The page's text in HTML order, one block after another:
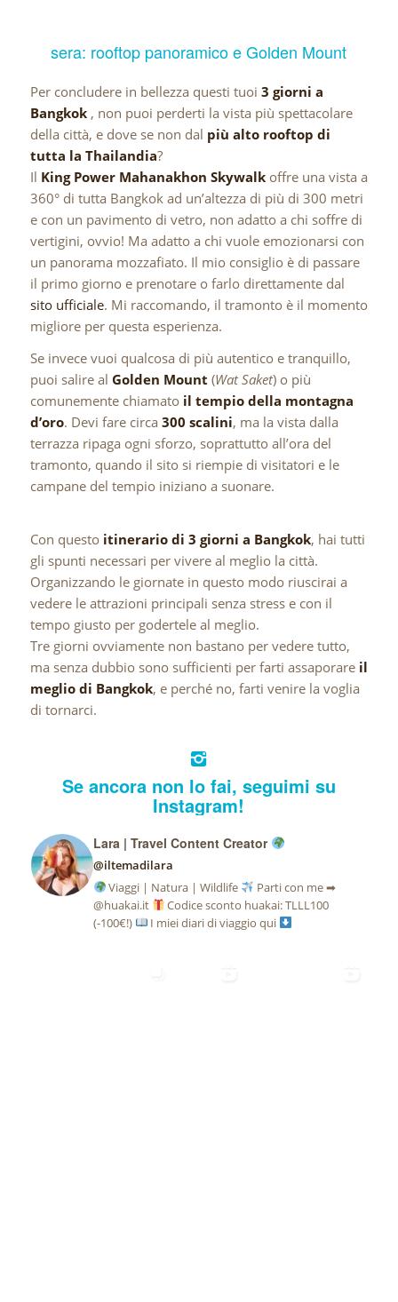
sera: rooftop panoramico e Golden Mount
Per concludere in bellezza questi tuoi 3 giorni a
Bangkok, non puoi perderti la vista più spettacolare
della città, e dove se non dal più alto rooftop di
tutta la Thailandia?
Il King Power Mahanakhon Skywalkoffre una vista a
360° di tutta Bangkok ad un’altezza di più di 300 metri
e con un pavimento di vetro, non adatto a chi soffre di
vertigini, ovvio! Ma adatto a chi vuole emozionarsi con
un panorama mozzafiato. Il mio consiglio è di passare
il primo giorno e prenotare o farlo direttamente dal
sito ufficiale. Mi raccomando, il tramonto è il momento
migliore per questa esperienza.
Se invece vuoi qualcosa di più autentico e tranquillo,
puoi salire al Golden Mount (Wat Saket) o più
comunemente chiamato il tempio della montagna
d’oro. Devi fare circa 300 scalini, ma la vista dalla
terrazza ripaga ogni sforzo, soprattutto all’ora del
tramonto, quando il sito si riempie di visitatori e le
campane del tempio iniziano a suonare.
Con questo itinerario di 3 giorni a Bangkok, hai tutti
gli spunti necessari per vivere al meglio la città.
Organizzando le giornate in questo modo riuscirai a
vedere le attrazioni principali senza stress e con il
tempo giusto per godertele al meglio.
Tre giorni ovviamente non bastano per vedere tutto,
ma senza dubbio sono sufficienti per farti assaporare il
meglio di Bangkok, e perché no, farti venire la voglia
di tornarci.
Se ancora non lo fai, seguimi su
Instagram!
Lara | Travel Content Creator
@iltemadilara
Viaggi | Natura | Wildlife
Parti con me ➡
@huakai.it
Codice sconto huakai: TLLL100
(-100€!)
I miei diari di viaggio qui